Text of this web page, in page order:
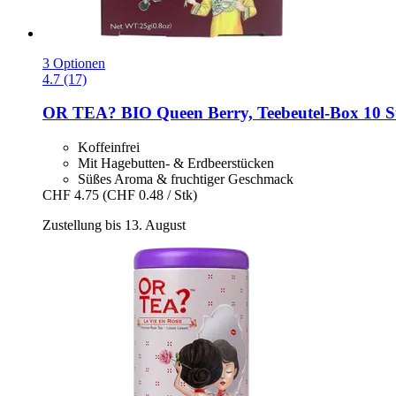
3 Optionen
4.7 (17)
OR TEA? BIO Queen Berry, Teebeutel-​Box 10
Koffeinfrei
Mit Hagebutten- & Erdbeerstücken
Süßes Aroma & fruchtiger Geschmack
CHF 4.75 (CHF 0.48 / Stk)
Zustellung bis 13. August